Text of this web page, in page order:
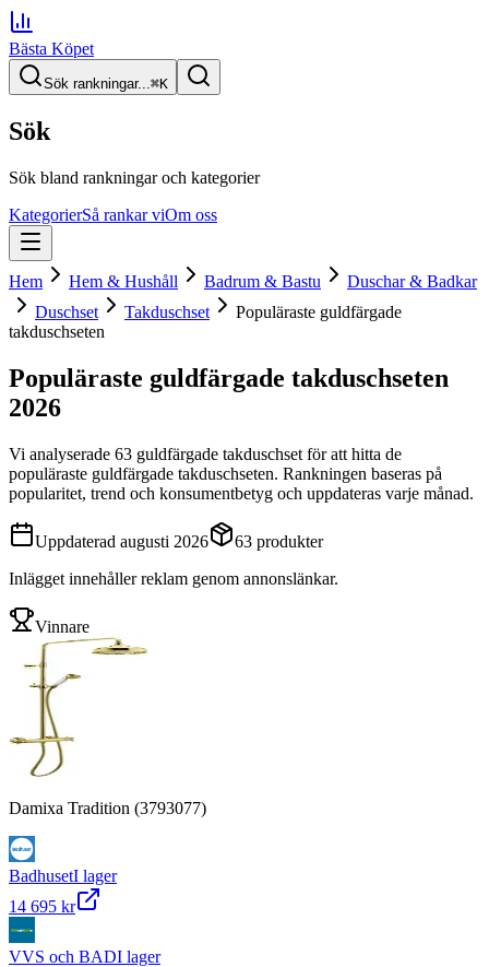
Bästa Köpet
Sök rankningar...⌘K
Sök
Sök bland rankningar och kategorier
KategorierSå rankar viOm oss
Hem Hem & Hushåll Badrum & Bastu
Duschar & Badkar
Duschset
Takduschset
Populäraste guldfärgade
takduschseten
Populäraste guldfärgade takduschseten
2026
Vi analyserade 63 guldfärgade takduschset för att hitta de
populäraste guldfärgade takduschseten. Rankningen baseras på
popularitet, trend och konsumentbetyg och uppdateras varje månad.
Uppdaterad augusti 2026 63 produkter
Inlägget innehåller reklam genom annonslänkar.
Vinnare
Damixa Tradition (3793077)
BadhusetI lager
14 695 kr
VVS och BADI lager